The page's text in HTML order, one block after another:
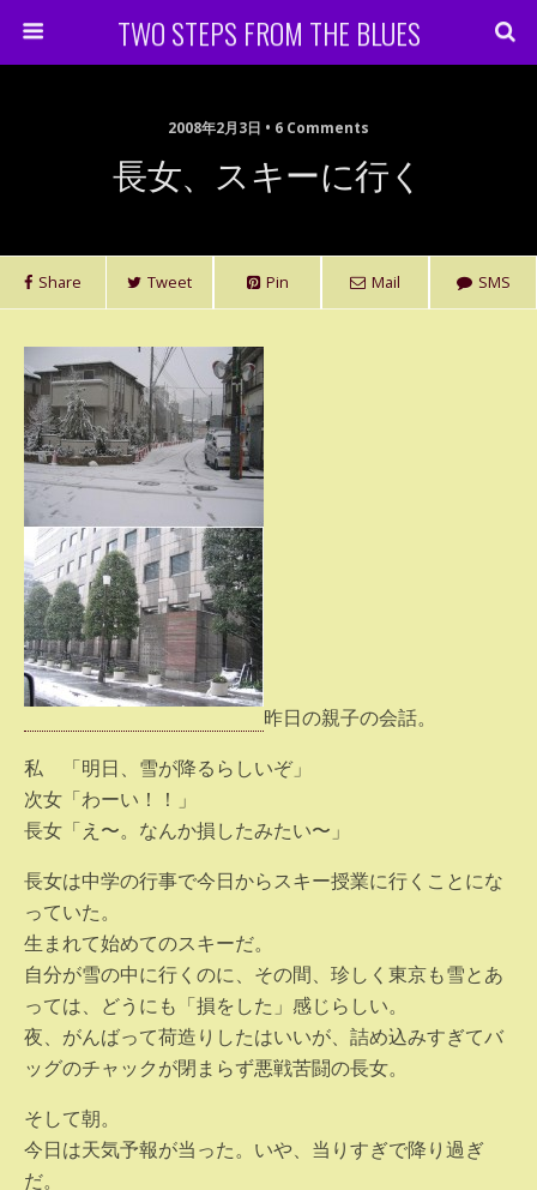
TWO STEPS FROM THE BLUES
2008年2月3日 • 6 Comments
長女、スキーに行く
Share Tweet Pin Mail SMS
昨日の親子の会話。
私 「明日、雪が降るらしいぞ」
次女「わーい！！」
長女「え〜。なんか損したみたい〜」
長女は中学の行事で今日からスキー授業に行くことにな
っていた。
生まれて始めてのスキーだ。
自分が雪の中に行くのに、その間、珍しく東京も雪とあ
っては、どうにも「損をした」感じらしい。
夜、がんばって荷造りしたはいいが、詰め込みすぎてバ
ッグのチャックが閉まらず悪戦苦闘の長女。
そして朝。
今日は天気予報が当った。いや、当りすぎで降り過ぎ
だ。